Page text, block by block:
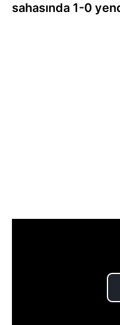
sahasında 1-0